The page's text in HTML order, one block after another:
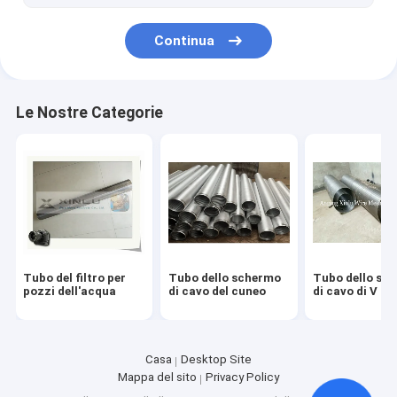
Continua
Le Nostre Categorie
Tubo del filtro per
pozzi dell'acqua
Tubo dello schermo
di cavo del cuneo
Tubo dello
di cavo di V
Casa
Desktop Site
Mappa del sito
Privacy Policy